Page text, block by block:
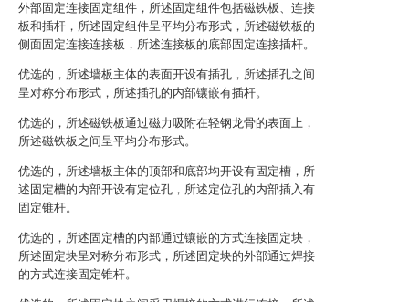
外部固定连接固定组件，所述固定组件包括磁铁板、连接
板和插杆，所述固定组件呈平均分布形式，所述磁铁板的
侧面固定连接连接板，所述连接板的底部固定连接插杆。
优选的，所述墙板主体的表面开设有插孔，所述插孔之间
呈对称分布形式，所述插孔的内部镶嵌有插杆。
优选的，所述磁铁板通过磁力吸附在轻钢龙骨的表面上，
所述磁铁板之间呈平均分布形式。
优选的，所述墙板主体的顶部和底部均开设有固定槽，所
述固定槽的内部开设有定位孔，所述定位孔的内部插入有
固定锥杆。
优选的，所述固定槽的内部通过镶嵌的方式连接固定块，
所述固定块呈对称分布形式，所述固定块的外部通过焊接
的方式连接固定锥杆。